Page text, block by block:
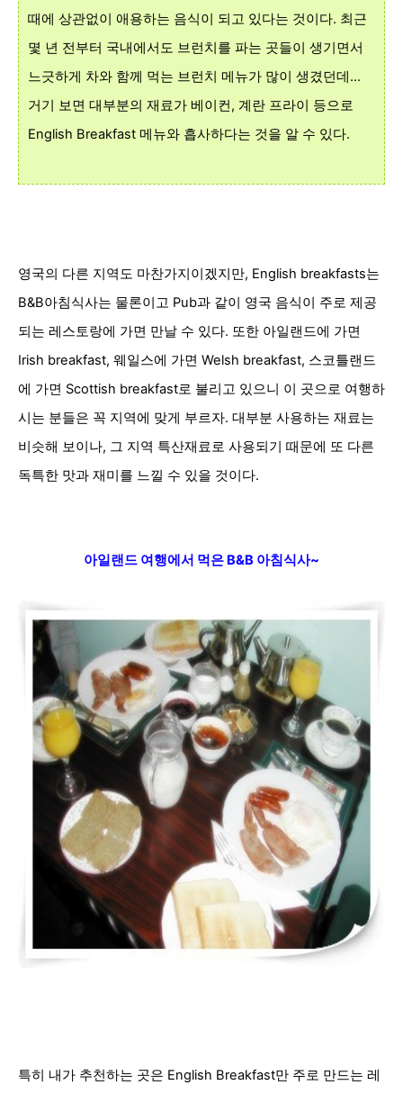
때에 상관없이 애용하는 음식이 되고 있다는 것이다. 최근
몇 년 전부터 국내에서도 브런치를 파는 곳들이 생기면서
느긋하게 차와 함께 먹는 브런치 메뉴가 많이 생겼던데...
거기 보면 대부분의 재료가 베이컨, 계란 프라이 등으로
English Breakfast 메뉴와 흡사하다는 것을 알 수 있다.
영국의 다른 지역도 마찬가지이겠지만, English breakfasts는
B&B아침식사는 물론이고 Pub과 같이 영국 음식이 주로 제공
되는 레스토랑에 가면 만날 수 있다. 또한 아일랜드에 가면
Irish breakfast, 웨일스에 가면 Welsh breakfast, 스코틀랜드
에 가면 Scottish breakfast로 불리고 있으니 이 곳으로 여행하
시는 분들은 꼭 지역에 맞게 부르자. 대부분 사용하는 재료는
비슷해 보이나, 그 지역 특산재료로 사용되기 때문에 또 다른
독특한 맛과 재미를 느낄 수 있을 것이다.
아일랜드 여행에서 먹은 B&B 아침식사~
특히 내가 추천하는 곳은 English Breakfast만 주로 만드는 레